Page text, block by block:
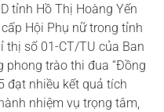
tỉnh Hồ Thị Hoàng Yến
Hội Phụ nữ trong tỉnh
thị số 01-CT/TU của Ban
phong trào thi đua “Đồng
đạt nhiều kết quả tích
nhiệm vụ trọng tâm,